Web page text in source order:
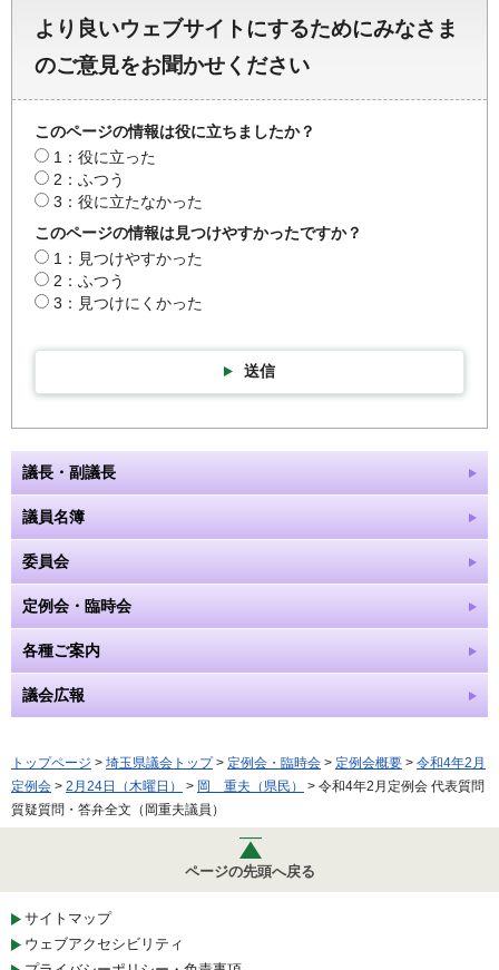
より良いウェブサイトにするためにみなさま
のご意見をお聞かせください
このページの情報は役に立ちましたか？
1：役に立った
2：ふつう
3：役に立たなかった
このページの情報は見つけやすかったですか？
1：見つけやすかった
2：ふつう
3：見つけにくかった
送信
議長・副議長
議員名簿
委員会
定例会・臨時会
各種ご案内
議会広報
トップページ > 埼玉県議会トップ> 定例会・臨時会 > 定例会概要 > 令和4年2月
定例会 > 2月24日（木曜日） > 岡 重夫（県民）
> 令和4年2月定例会 代表質問
質疑質問・答弁全文（岡重夫議員）
ページの先頭へ戻る
サイトマップ
ウェブアクセシビリティ